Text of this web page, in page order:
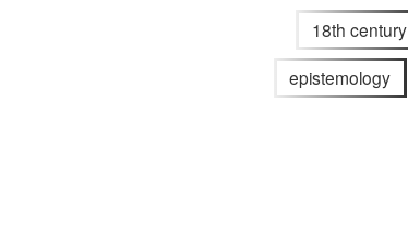
18th century
epistemology